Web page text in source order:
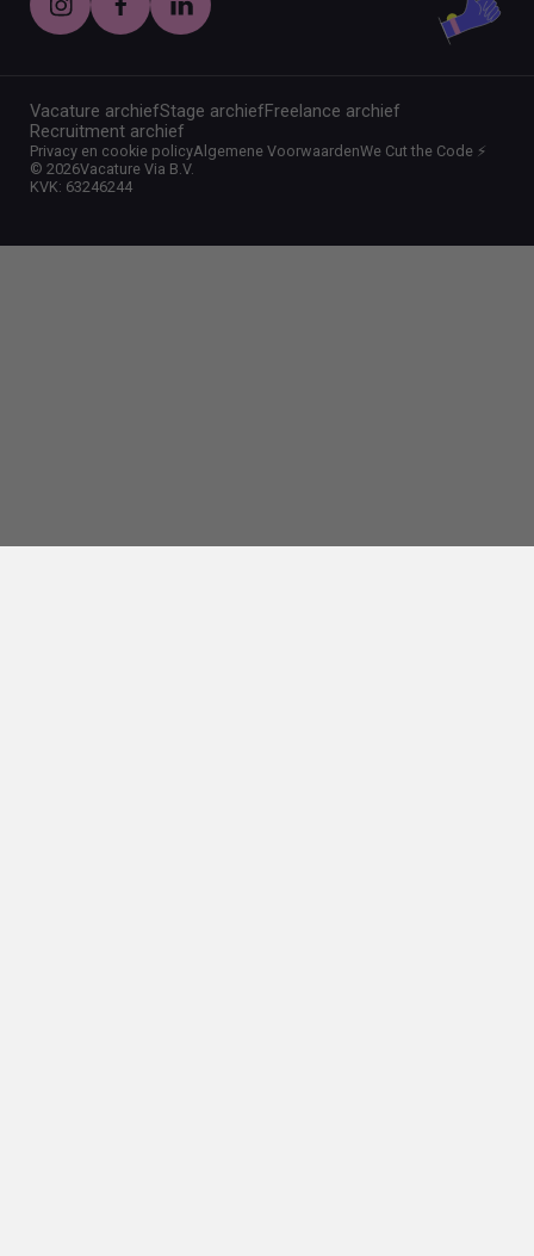
Vacature archiefStage archiefFreelance archief
Recruitment archief
©2026Vacature Via B.V.
KVK: 63246244
Privacy en cookie policyAlgemene VoorwaardenWe Cut the Code ⚡️